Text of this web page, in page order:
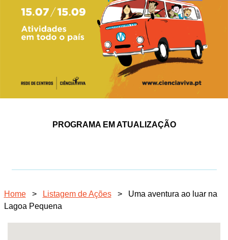
PROGRAMA EM ATUALIZAÇÃO
Home > Listagem de Ações >
Uma aventura ao luar na
Lagoa Pequena